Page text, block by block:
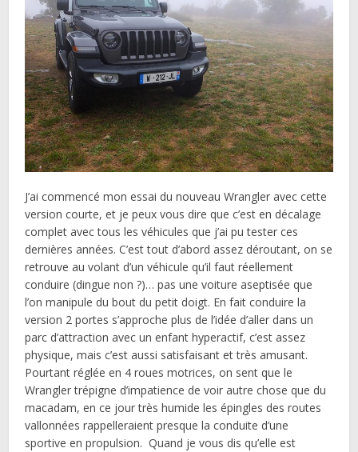
J’ai commencé mon essai du nouveau Wrangler avec cette
version courte, et je peux vous dire que c’est en décalage
complet avec tous les véhicules que j’ai pu tester ces
dernières années. C’est tout d’abord assez déroutant, on se
retrouve au volant d’un véhicule qu’il faut réellement
conduire (dingue non ?)… pas une voiture aseptisée que
l’on manipule du bout du petit doigt. En fait conduire la
version 2 portes s’approche plus de l’idée d’aller dans un
parc d’attraction avec un enfant hyperactif, c’est assez
physique, mais c’est aussi satisfaisant et très amusant.
Pourtant réglée en 4 roues motrices, on sent que le
Wrangler trépigne d’impatience de voir autre chose que du
macadam, en ce jour très humide les épingles des routes
vallonnées rappelleraient presque la conduite d’une
sportive en propulsion. Quand je vous dis qu’elle est